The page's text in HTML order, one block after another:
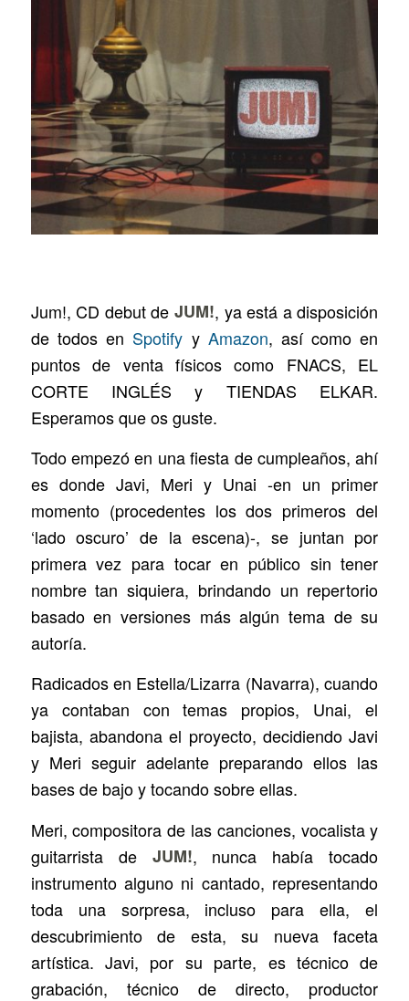
Jum!, CD debut de JUM!, ya está a disposición
de todos en Spotify y Amazon, así como en
puntos de venta físicos como FNACS, EL
CORTE INGLÉS y TIENDAS ELKAR.
Esperamos que os guste.
Todo empezó en una fiesta de cumpleaños, ahí
es donde Javi, Meri y Unai -en un primer
momento (procedentes los dos primeros del
‘lado oscuro’ de la escena)-, se juntan por
primera vez para tocar en público sin tener
nombre tan siquiera, brindando un repertorio
basado en versiones más algún tema de su
autoría.
Radicados en Estella/Lizarra (Navarra), cuando
ya contaban con temas propios, Unai, el
bajista, abandona el proyecto, decidiendo Javi
y Meri seguir adelante preparando ellos las
bases de bajo y tocando sobre ellas.
Meri, compositora de las canciones, vocalista y
guitarrista de JUM!, nunca había tocado
instrumento alguno ni cantado, representando
toda una sorpresa, incluso para ella, el
descubrimiento de esta, su nueva faceta
artística. Javi, por su parte, es técnico de
grabación, técnico de directo, productor